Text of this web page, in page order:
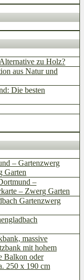
zu Holz?
aus Natur und
Die besten
– Gartenzwerg
Garten
–
– Zwerg Garten
Gartenzwerg
massive
mit hohem
Balkon oder
250 x 190 cm